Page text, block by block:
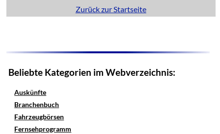
Zurück zur Startseite
Beliebte Kategorien im Webverzeichnis:
Auskünfte
Branchenbuch
Fahrzeugbörsen
Fernsehprogramm